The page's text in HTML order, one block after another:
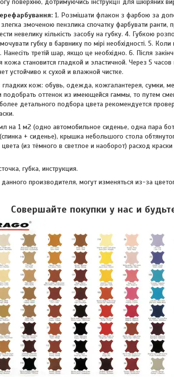
поверхню, дотримуючись інструкції для шкіряних
1. Розмішати флакон з фарбою за
змоченою пензлика спочатку фарбувати ранти,
невелику кількість засобу на губку. 4. Губкою
губку в барвнику по мірі необхідності. 5.
Нанесіть третій шар, якщо це необхідно. 6. Після
становится гладкой и эластичной. Через 5 часов
устойчиво к сухой и влажной чистке.
гладких кож: обувь, одежда, кожгалантерея, сумки,
подобрать оттенок из имеющейся гаммы, то путем
детального подбора цвета рекомендуется
на 1 м2 (одно автомобильное сиденье, одна пара
+ сиденье), крышка небольшого стола
(из тёмного в светлое и наоборот) расход
губка, инструкция.
данного производителя, могут изменяться из-за
Совершайте покупки у нас и